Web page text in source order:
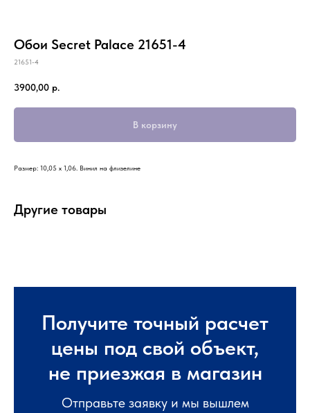
Обои Secret Palace 21651-4
21651-4
3900,00 р.
В корзину
Размер: 10,05 х 1,06. Винил на флизелине
Другие товары
Получите точный расчет
цены под свой объект,
не приезжая в магазин
Отправьте заявку и мы вышлем